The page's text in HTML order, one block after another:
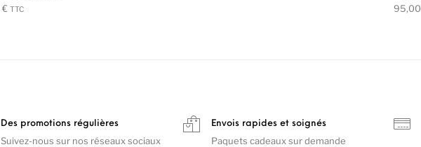
€ TTC
95,00
Des promotions régulières
Suivez-nous sur nos réseaux sociaux
Envois rapides et soignés
Paquets cadeaux sur demande